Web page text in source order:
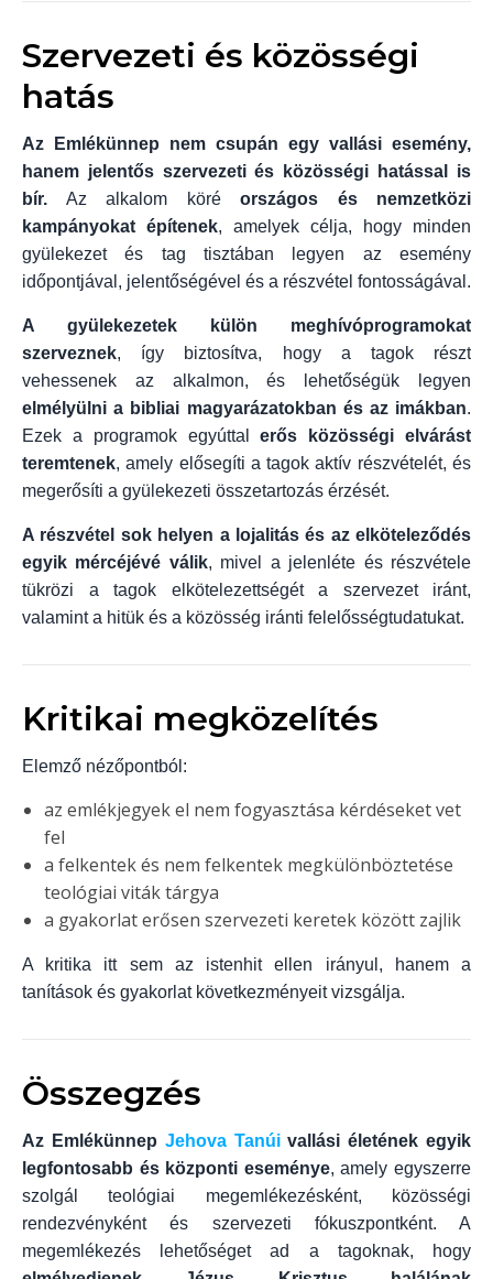
Szervezeti és közösségi
hatás
Az Emlékünnep nem csupán egy vallási esemény,
hanem jelentős szervezeti és közösségi hatással is
bír. Az alkalom köré országos és nemzetközi
kampányokat építenek, amelyek célja, hogy minden
gyülekezet és tag tisztában legyen az esemény
időpontjával, jelentőségével és a részvétel fontosságával.
A gyülekezetek külön meghívóprogramokat
szerveznek, így biztosítva, hogy a tagok részt
vehessenek az alkalmon, és lehetőségük legyen
elmélyülni a bibliai magyarázatokban és az imákban.
Ezek a programok egyúttalerős közösségi elvárást
teremtenek, amely elősegíti a tagok aktív részvételét, és
megerősíti a gyülekezeti összetartozás érzését.
A részvétel sok helyen a lojalitás és az elköteleződés
egyik mércéjévé válik, mivel a jelenléte és részvétele
tükrözi a tagok elkötelezettségét a szervezet iránt,
valamint a hitük és a közösség iránti felelősségtudatukat.
Kritikai megközelítés
Elemző nézőpontból:
az emlékjegyek el nem fogyasztása kérdéseket vet
fel
a felkentek és nem felkentek megkülönböztetése
teológiai viták tárgya
a gyakorlat erősen szervezeti keretek között zajlik
A kritika itt sem az istenhit ellen irányul, hanem a
tanítások és gyakorlat következményeit vizsgálja.
Összegzés
Az Emlékünnep Jehova Tanúivallási életének egyik
legfontosabb és központi eseménye, amely egyszerre
szolgál teológiai megemlékezésként, közösségi
rendezvényként és szervezeti fókuszpontként. A
megemlékezés lehetőséget ad a tagoknak, hogy